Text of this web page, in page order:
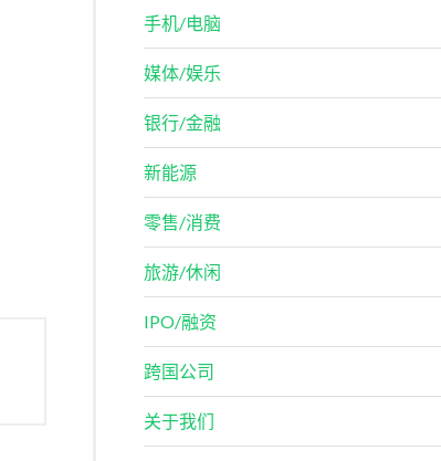
手机/电脑
媒体/娱乐
银行/金融
新能源
零售/消费
旅游/休闲
IPO/融资
跨国公司
关于我们